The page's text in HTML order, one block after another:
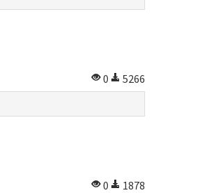
0
5266
0
1878